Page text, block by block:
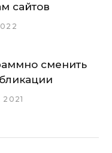
сайтов
сменить